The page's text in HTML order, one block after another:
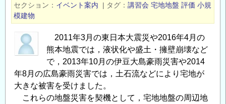
開
催
の
お
知
ら
せ
の
４
回
宅
地
盤
の
評
セクション
イベント案内 | タグ 講習会 宅地地盤 評価 小規
模建物
2011年3月の東日本大震災や2016年4月の
熊本地震では，液状化や盛土・擁壁崩壊など
で，2013年10月の伊豆大島豪雨災害や2014
年8月の広島豪雨災害では，土石流などにより宅地が
大きな被害を受けました。
これらの地盤災害を契機として，宅地地盤の周辺地